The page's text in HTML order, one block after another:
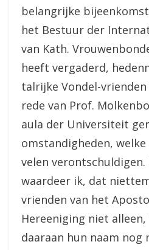
belangrijke
het Bestuur der
van Kath.
heeft vergaderd,
talrijke Vondel-
rede van Prof.
aula der Universiteit
omstandigheden,
velen verontschuldigen.
waardeer ik, dat
vrienden van het
Hereeniging niet
daaraan hun naam nog